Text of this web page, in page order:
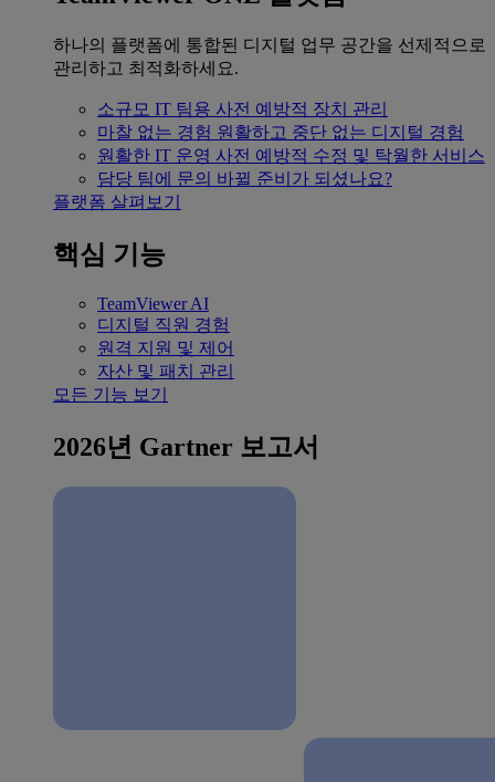
하나의 플랫폼에 통합된 디지털 업무 공간을 선제적으로
관리하고 최적화하세요.
소규모 IT 팀용 사전 예방적 장치 관리
마찰 없는 경험 원활하고 중단 없는 디지털 경험
원활한 IT 운영 사전 예방적 수정 및 탁월한 서비스
담당 팀에 문의 바뀔 준비가 되셨나요?
플랫폼 살펴보기
핵심 기능
TeamViewer AI
디지털 직원 경험
원격 지원 및 제어
자산 및 패치 관리
모든 기능 보기
2026년 Gartner 보고서